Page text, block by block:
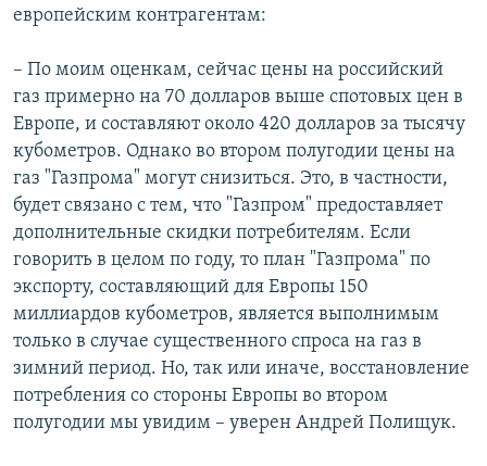
европейским контрагентам:
– По моим оценкам, сейчас цены на российский
газ примерно на 70 долларов выше спотовых цен в
Европе, и составляют около 420 долларов за тысячу
кубометров. Однако во втором полугодии цены на
газ "Газпрома" могут снизиться. Это, в частности,
будет связано с тем, что "Газпром" предоставляет
дополнительные скидки потребителям. Если
говорить в целом по году, то план "Газпрома" по
экспорту, составляющий для Европы 150
миллиардов кубометров, является выполнимым
только в случае существенного спроса на газ в
зимний период. Но, так или иначе, восстановление
потребления со стороны Европы во втором
полугодии мы увидим – уверен Андрей Полищук.